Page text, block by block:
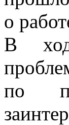
о
В
по